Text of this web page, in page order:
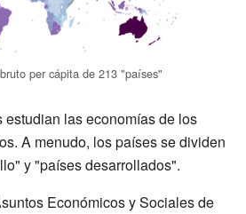
per cápita de 213 "países"
las economías de los
A menudo, los países se dividen
y "países desarrollados".
Económicos y Sociales de